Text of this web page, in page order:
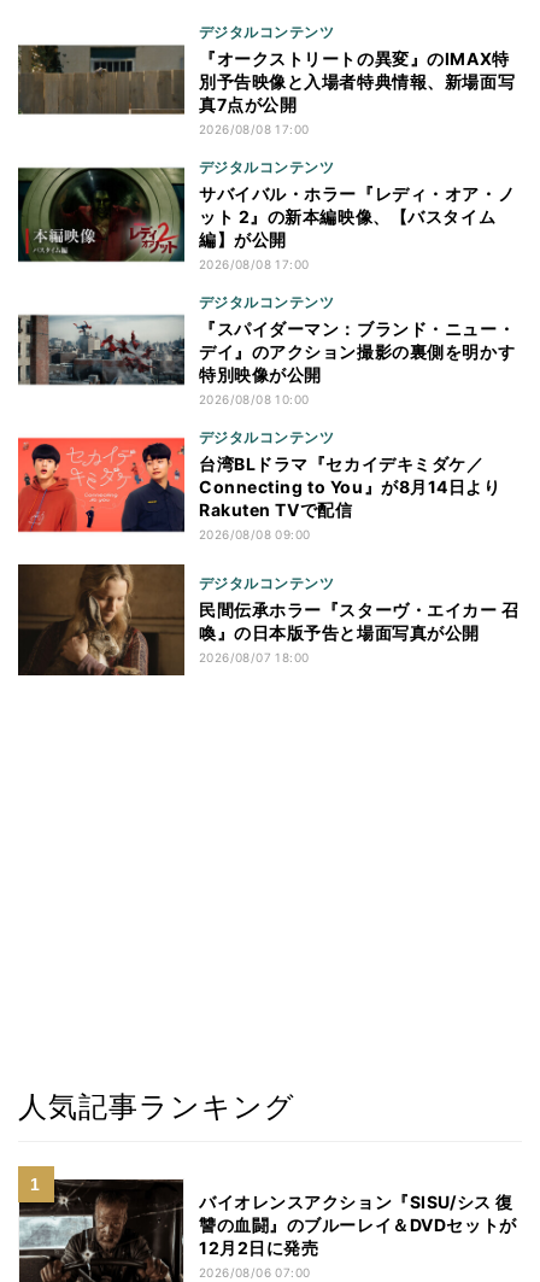
デジタルコンテンツ
『オークストリートの異変』のIMAX特
別予告映像と入場者特典情報、新場面写
真7点が公開
2026/08/08 17:00
デジタルコンテンツ
サバイバル・ホラー『レディ・オア・ノ
ット 2』の新本編映像、【バスタイム
編】が公開
2026/08/08 17:00
デジタルコンテンツ
『スパイダーマン：ブランド・ニュー・
デイ』のアクション撮影の裏側を明かす
特別映像が公開
2026/08/08 10:00
デジタルコンテンツ
台湾BLドラマ『セカイデキミダケ／
Connecting to You』が8月14日より
Rakuten TVで配信
2026/08/08 09:00
デジタルコンテンツ
民間伝承ホラー『スターヴ・エイカー 召
喚』の日本版予告と場面写真が公開
2026/08/07 18:00
人気記事ランキング
バイオレンスアクション『SISU/シス 復
讐の血闘』のブルーレイ＆DVDセットが
12月2日に発売
2026/08/06 07:00